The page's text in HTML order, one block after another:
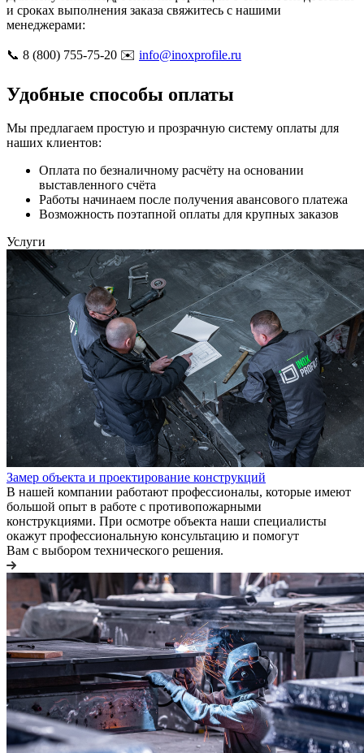
и сроках выполнения заказа свяжитесь с нашими
менеджерами:
📞 8 (800) 755-75-20 ✉️ info@inoxprofile.ru
Удобные способы оплаты
Мы предлагаем простую и прозрачную систему оплаты для
наших клиентов:
Оплата по безналичному расчёту на основании
выставленного счёта
Работы начинаем после получения авансового платежа
Возможность поэтапной оплаты для крупных заказов
Услуги
Замер объекта и проектирование конструкций
В нашей компании работают профессионалы, которые имеют
большой опыт в работе с противопожарными
конструкциями. При осмотре объекта наши специалисты
окажут профессиональную консультацию и помогут
Вам с выбором технического решения.